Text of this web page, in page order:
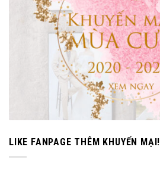
LIKE FANPAGE THÊM KHUYẾN MẠI!